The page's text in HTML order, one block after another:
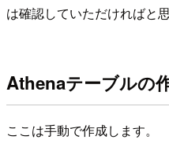
は確認していただければと思
Athenaテーブルの
ここは手動で作成します。